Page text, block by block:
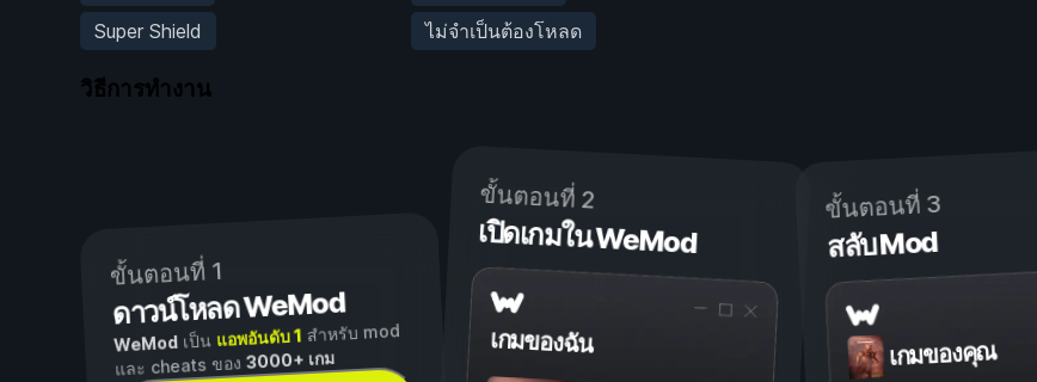
Super Shield
ไม่จำเป็นต้องโหลด
วิธีการทำงาน
ขั้นตอนที่ 1
ดาวน์โหลด WeMod
WeModเป็น แอพอันดับ 1 สำหรับ mod
และ cheats ของ3000+ เกม
ขั้นตอนที่ 2
เปิดเกมใน WeMod
เกมของฉัน
ขั้นตอนที่ 3
สลับ Mod
เกมของคุณ